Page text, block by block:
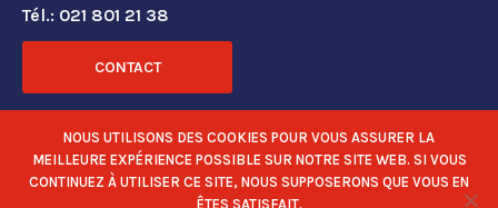
Tél.: 021 801 21 38
CONTACT
RÉSEAUX SOCIAUX
NOUS UTILISONS DES COOKIES POUR VOUS ASSURER LA
MEILLEURE EXPÉRIENCE POSSIBLE SUR NOTRE SITE WEB. SI VOUS
CONTINUEZ À UTILISER CE SITE, NOUS SUPPOSERONS QUE VOUS EN
ÊTES SATISFAIT.